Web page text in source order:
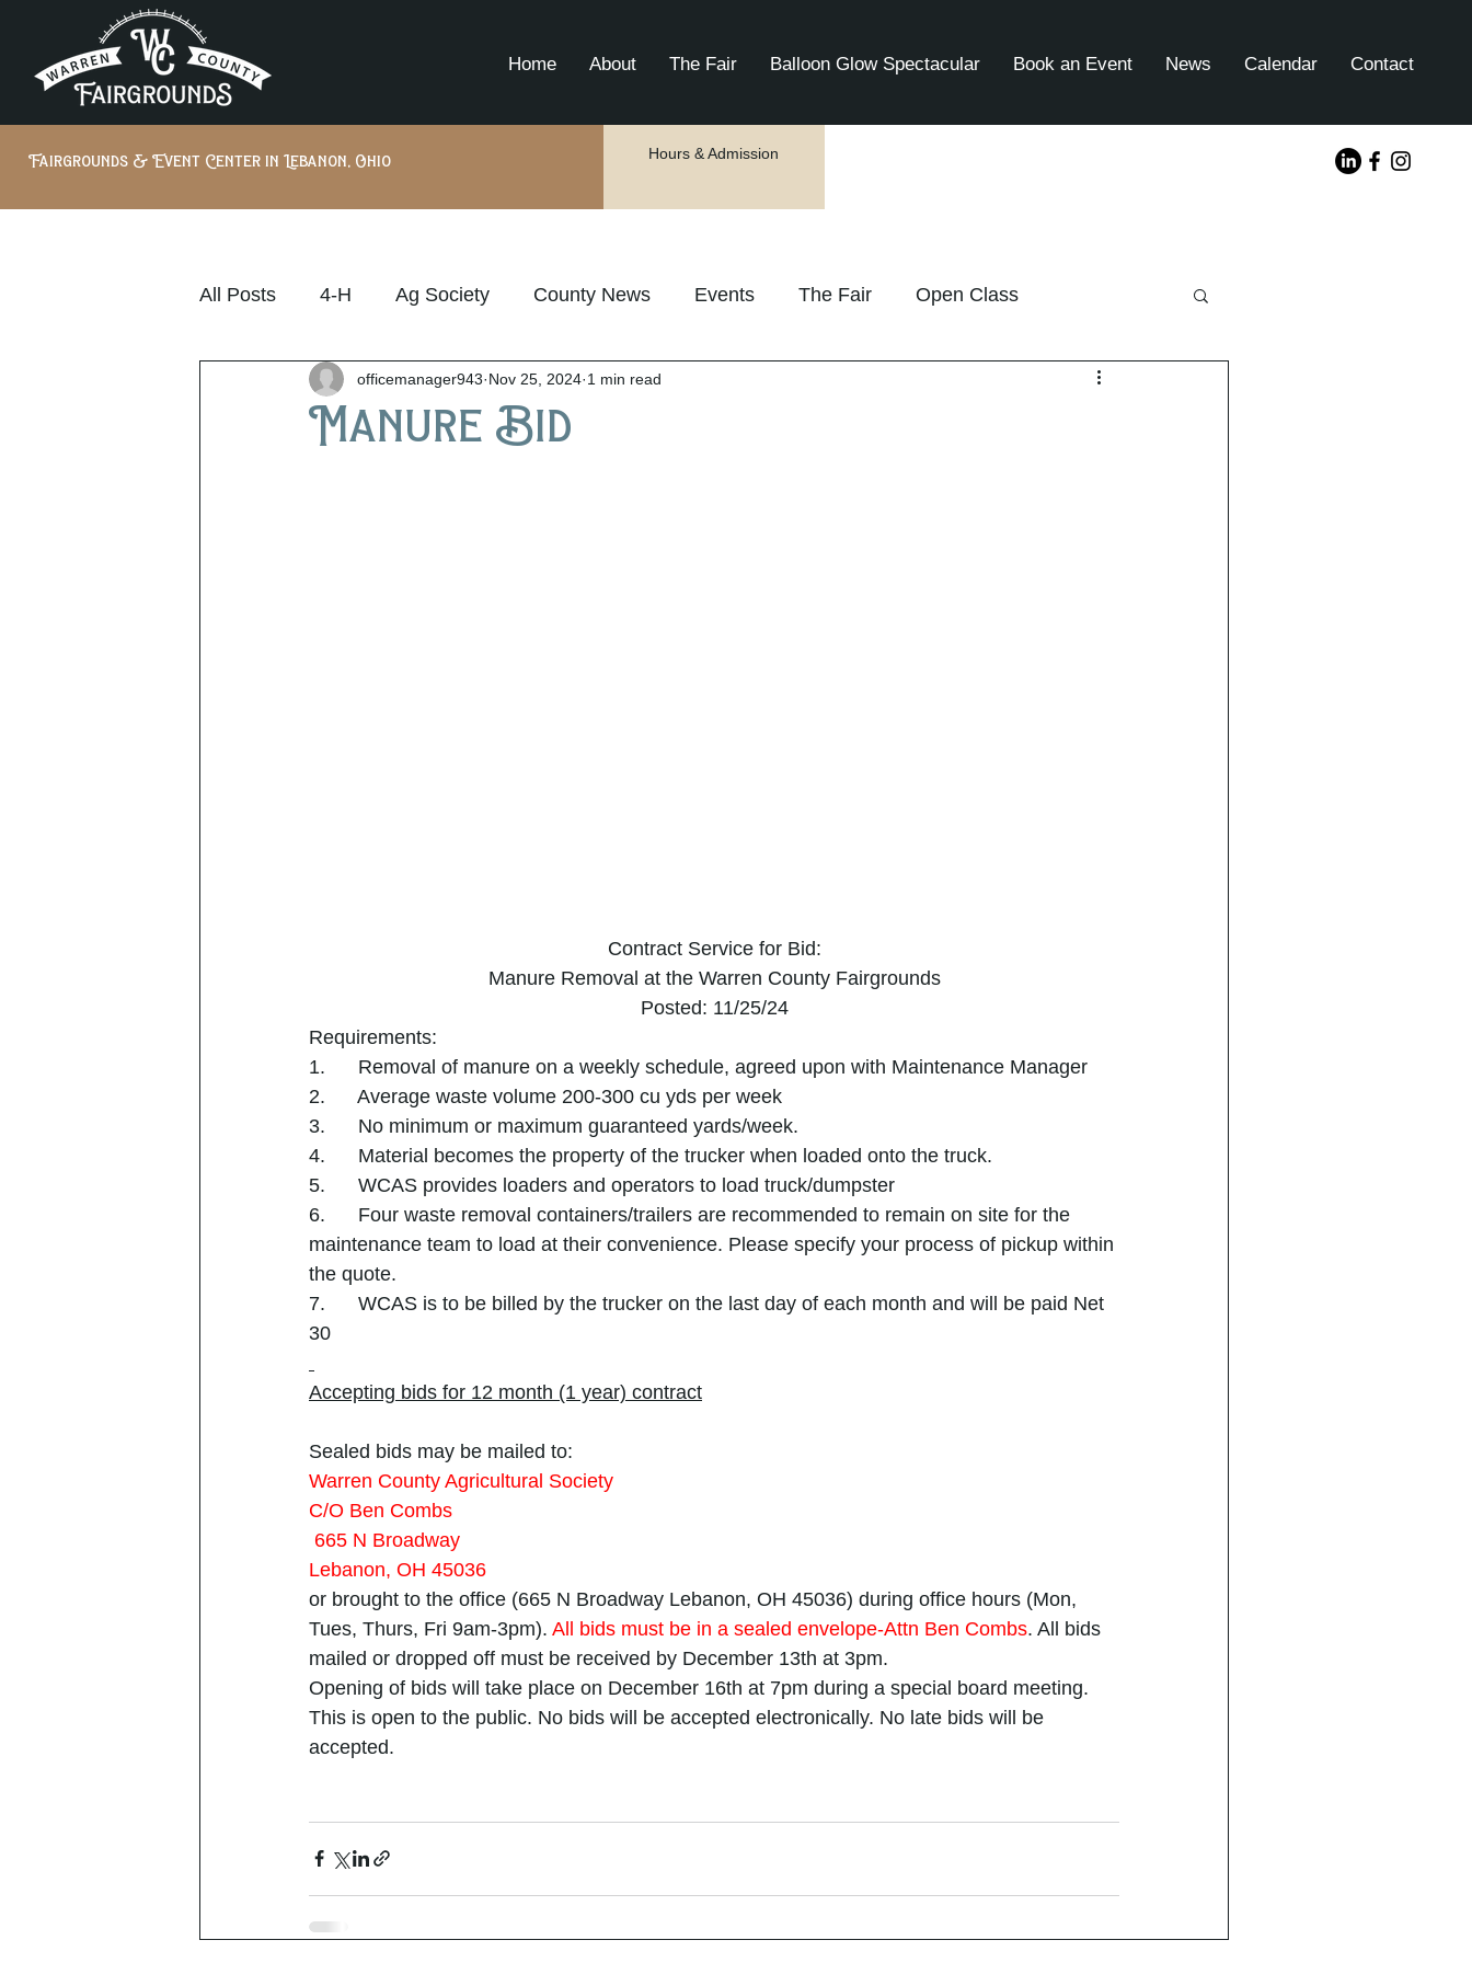
Home About The Fair Balloon Glow Spectacular Book an Event News Calendar Contact
Fairgrounds & Event Center in Lebanon, Ohio Hours & Admission
All Posts 4-H Ag Society County News Events The Fair Open Class
Manure Bid
officemanager943 Nov 25, 2024 1 min read
Contract Service for Bid:
Manure Removal at the Warren County Fairgrounds
Posted: 11/25/24
Requirements:
1.      Removal of manure on a weekly schedule, agreed upon with Maintenance Manager
2.      Average waste volume 200-300 cu yds per week
3.      No minimum or maximum guaranteed yards/week.
4.      Material becomes the property of the trucker when loaded onto the truck.
5.      WCAS provides loaders and operators to load truck/dumpster
6.      Four waste removal containers/trailers are recommended to remain on site for the
maintenance team to load at their convenience. Please specify your process of pickup within
the quote.
7.      WCAS is to be billed by the trucker on the last day of each month and will be paid Net
30
Accepting bids for 12 month (1 year) contract
Sealed bids may be mailed to:
Warren County Agricultural Society
C/O Ben Combs
665 N Broadway
Lebanon, OH 45036
or brought to the office (665 N Broadway Lebanon, OH 45036) during office hours (Mon,
Tues, Thurs, Fri 9am-3pm). All bids must be in a sealed envelope-Attn Ben Combs. All bids
mailed or dropped off must be received by December 13th at 3pm.
Opening of bids will take place on December 16th at 7pm during a special board meeting.
This is open to the public. No bids will be accepted electronically. No late bids will be
accepted.